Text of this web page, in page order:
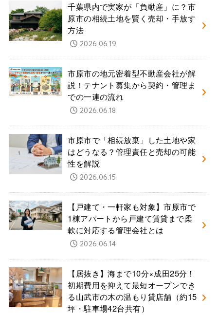
千葉県内で実家が「負動産」に？市
原市の相続土地を賢く売却・手放す
方法
2026.06.19
市原市の地元密着型不動産会社が解
説！テナント募集から契約・管理ま
での一連の流れ
2026.06.18
市原市で「相続放棄」した土地や家
はどうなる？管理責任と売却の可能
性を解説
2026.06.15
【戸建て・一軒家も対象】市原市で
1棟アパートから戸建て賃貸まで柔
軟に対応する管理会社とは
2026.06.14
【居抜き】海まで10分×成田25分！
初期費用を抑えて最短オープンでき
る山武市の木の温もり貸店舗（約15
坪・駐車場42台共有）